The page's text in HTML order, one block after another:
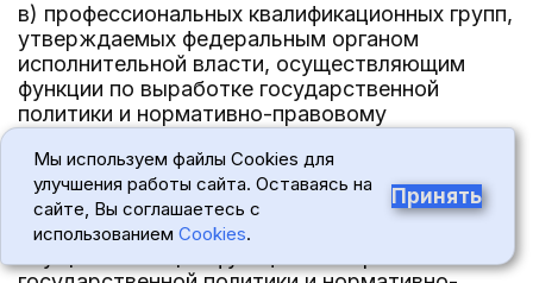
в) профессиональных квалификационных групп,
утверждаемых федеральным органом
исполнительной власти, осуществляющим
функции по выработке государственной
политики и нормативно-правовому
г) перечня видов выплат компенсационного
характера в учреждениях, утверждаемого
федеральным органом исполнительной власти,
Мы используем файлы Cookies для
улучшения работы сайта. Оставаясь на
сайте, Вы соглашаетесь с
использованием Cookies.
Принять